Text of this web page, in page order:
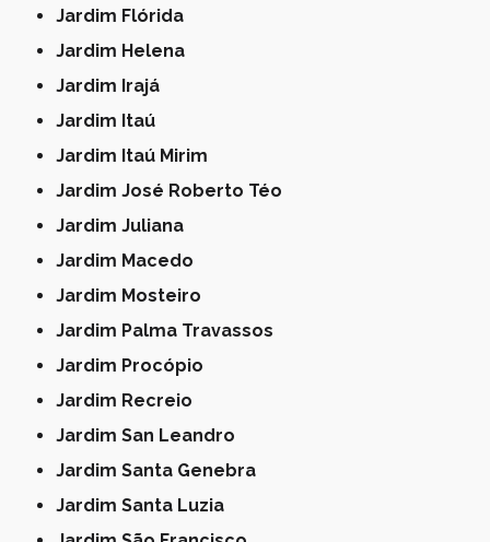
Jardim Flórida
Jardim Helena
Jardim Irajá
Jardim Itaú
Jardim Itaú Mirim
Jardim José Roberto Téo
Jardim Juliana
Jardim Macedo
Jardim Mosteiro
Jardim Palma Travassos
Jardim Procópio
Jardim Recreio
Jardim San Leandro
Jardim Santa Genebra
Jardim Santa Luzia